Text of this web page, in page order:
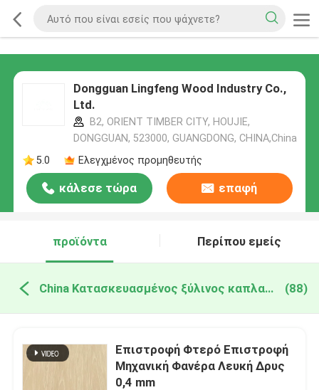
Dongguan Lingfeng Wood Industry Co.,
Ltd.
B2, ORIENT TIMBER CITY, HOUJIE,
DONGGUAN, 523000, GUANGDONG, CHINA,China
5.0
Ελεγχμένος προμηθευτής
κάλεσε τώρα επαφή
προϊόντα Περίπου εμείς
China Κατασκευασμένος ξύλινος καπλαμάς (88)
Επιστροφή Φτερό Επιστροφή
Μηχανική Φανέρα Λευκή Δρυς
0,4 mm